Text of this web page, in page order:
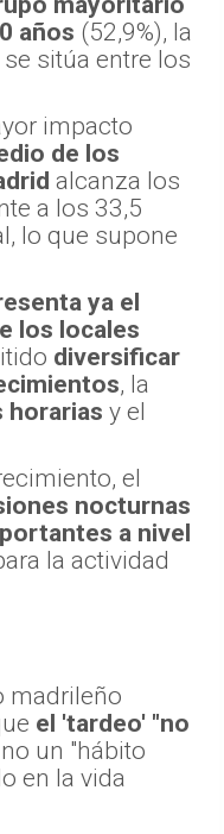
años (52,9%), la
sitúa entre los
impacto
de los
alcanza los
a los 33,5
lo que supone
ya el
los locales
diversificar
, la
horarias y el
el
nocturnas
a nivel
la actividad
madrileño
el 'tardeo' "no
un "hábito
en la vida